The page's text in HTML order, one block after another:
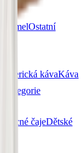
Ostatní
Americká kávaKáva
kategorie
Ovocné čajeDětské